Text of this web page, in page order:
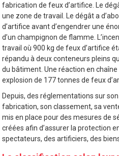
fabrication de feux d’artifice. Le
une zone de travail. Le dégât a
d’artifice avant d’engendrer une
d’un champignon de flamme.
travail où 900 kg de feux d’artifice
répandu à deux conteneurs pleins
du bâtiment. Une réaction en
explosion de 177 tonnes de feux
Depuis, des réglementations sur
fabrication, son classement, sa
mis en place pour des mesures de
créées afin d’assurer la protection
spectateurs, des artificiers, des